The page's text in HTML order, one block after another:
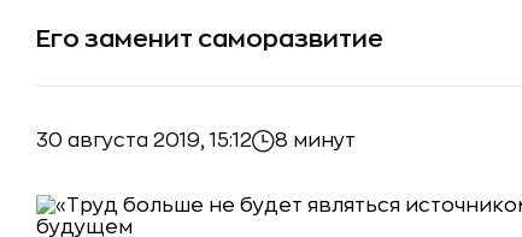
Его заменит саморазвитие
30 августа 2019, 15:12 8 минут